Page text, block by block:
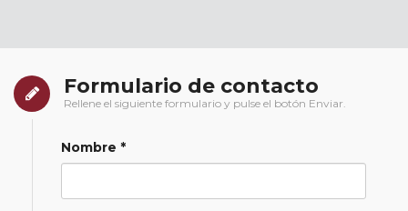
Formulario de contacto
Rellene el siguiente formulario y pulse el botón Enviar.
Nombre *